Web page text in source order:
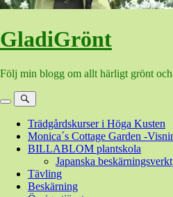
GladiGrönt
Följ min blogg om allt härligt grönt
MenySök
Trädgårdskurser i Höga Kusten
Monica´s Cottage Garden -
BILLABLOM plantskola
Japanska
Tävling
Beskärning